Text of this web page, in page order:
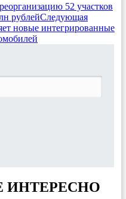
52 участков
рублейСледующая
новые интегрированные
ИНТЕРЕСНО